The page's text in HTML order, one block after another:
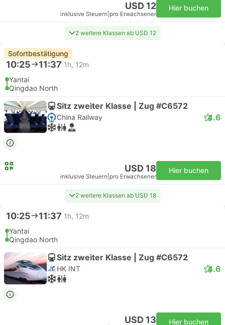
USD 12
inklusive Steuern pro Erwachsener
Hier buchen
2 weitere Klassen ab USD 12
Sofortbestätigung
10:25 11:37 1h, 12m
Yantai
Qingdao North
Sitz zweiter Klasse | Zug #C6572
China Railway 4.6
USD 18
inklusive Steuern pro Erwachsener
Hier buchen
2 weitere Klassen ab USD 18
10:25 11:37 1h, 12m
Yantai
Qingdao North
Sitz zweiter Klasse | Zug #C6572
HK INT 4.6
USD 13 Hier buchen